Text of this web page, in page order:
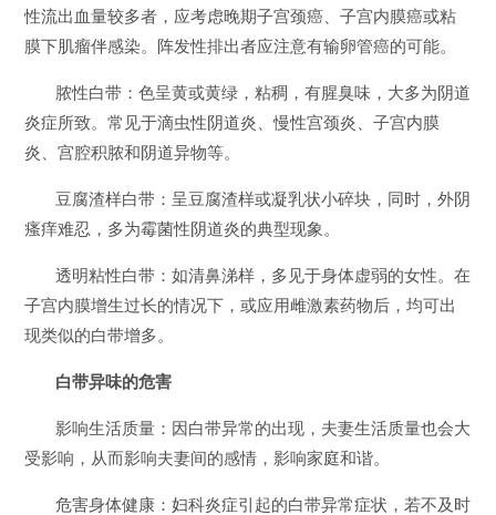
性流出血量较多者，应考虑晚期子宫颈癌、子宫内膜癌或粘
膜下肌瘤伴感染。阵发性排出者应注意有输卵管癌的可能。
脓性白带：色呈黄或黄绿，粘稠，有腥臭味，大多为阴道
炎症所致。常见于滴虫性阴道炎、慢性宫颈炎、子宫内膜
炎、宫腔积脓和阴道异物等。
豆腐渣样白带：呈豆腐渣样或凝乳状小碎块，同时，外阴
瘙痒难忍，多为霉菌性阴道炎的典型现象。
透明粘性白带：如清鼻涕样，多见于身体虚弱的女性。在
子宫内膜增生过长的情况下，或应用雌激素药物后，均可出
现类似的白带增多。
白带异味的危害
影响生活质量：因白带异常的出现，夫妻生活质量也会大
受影响，从而影响夫妻间的感情，影响家庭和谐。
危害身体健康：妇科炎症引起的白带异常症状，若不及时